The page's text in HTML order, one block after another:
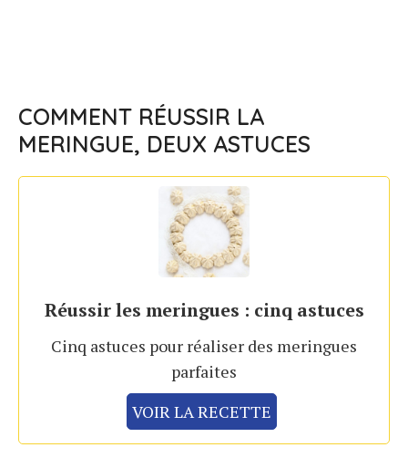
COMMENT RÉUSSIR LA
MERINGUE, DEUX ASTUCES
Réussir les meringues : cinq astuces
Cinq astuces pour réaliser des meringues
parfaites
VOIR LA RECETTE